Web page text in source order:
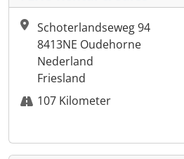
Schoterlandseweg 94
8413NE Oudehorne
Nederland
Friesland
107 Kilometer